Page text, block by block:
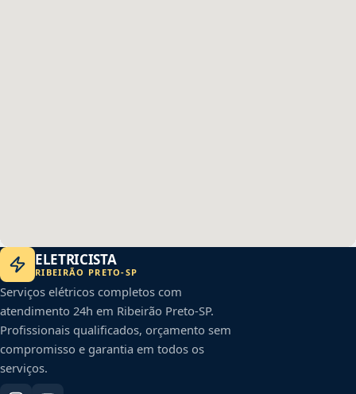
ELETRICISTA
RIBEIRÃO PRETO-SP
Serviços elétricos completos com
atendimento 24h em Ribeirão Preto-SP.
Profissionais qualificados, orçamento sem
compromisso e garantia em todos os
serviços.